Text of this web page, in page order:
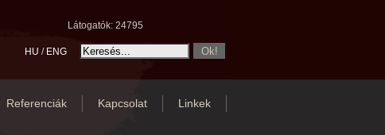
Látogatók: 24795
HU / ENG
Referenciák Kapcsolat Linkek